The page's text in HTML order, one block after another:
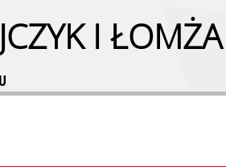
I ŁOMŻA